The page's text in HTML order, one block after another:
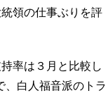
領の仕事ぶりを評
率は３月と比較し
、白人福音派のトラ